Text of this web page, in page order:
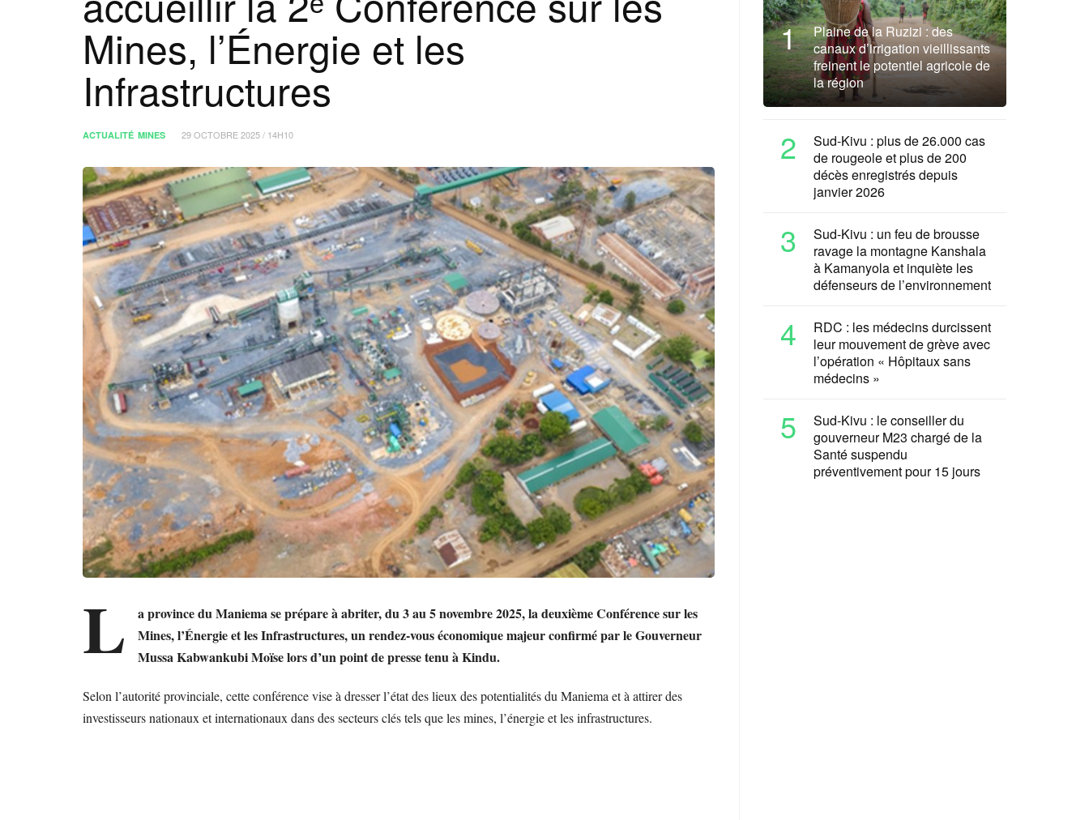
Mines, l’Énergie et les
Infrastructures
ACTUALITÉ MINES 29 OCTOBRE 2025 / 14H10
L
a province du Maniema se prépare à abriter, du 3 au 5 novembre 2025, la deuxième Conférence sur les
Mines, l’Énergie et les Infrastructures, un rendez-vous économique majeur confirmé par le Gouverneur
Mussa Kabwankubi Moïse lors d’un point de presse tenu à Kindu.
Selon l’autorité provinciale, cette conférence vise à dresser l’état des lieux des potentialités du Maniema et à attirer des
investisseurs nationaux et internationaux dans des secteurs clés tels que les mines, l’énergie et les infrastructures.
1
Plaine de la Ruzizi : des
canaux d’irrigation vieillissants
freinent le potentiel agricole de
la région
2
Sud-Kivu : plus de 26.000 cas
de rougeole et plus de 200
décès enregistrés depuis
janvier 2026
3
Sud-Kivu : un feu de brousse
ravage la montagne Kanshala
à Kamanyola et inquiète les
défenseurs de l’environnement
4
RDC : les médecins durcissent
leur mouvement de grève avec
l’opération « Hôpitaux sans
médecins »
5
Sud-Kivu : le conseiller du
gouverneur M23 chargé de la
Santé suspendu
préventivement pour 15 jours